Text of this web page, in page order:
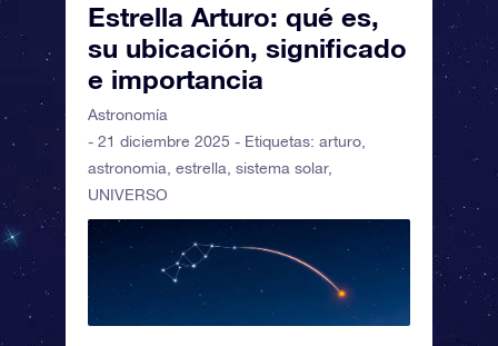
Estrella Arturo: qué es,
su ubicación, significado
e importancia
Astronomía
- 21 diciembre 2025 - Etiquetas: arturo
astronomia estrella sistema solar,
UNIVERSO